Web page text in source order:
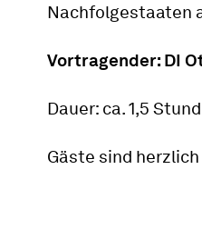
Nachfolgestaaten
Vortragender: DI
Dauer: ca. 1,5
Gäste sind